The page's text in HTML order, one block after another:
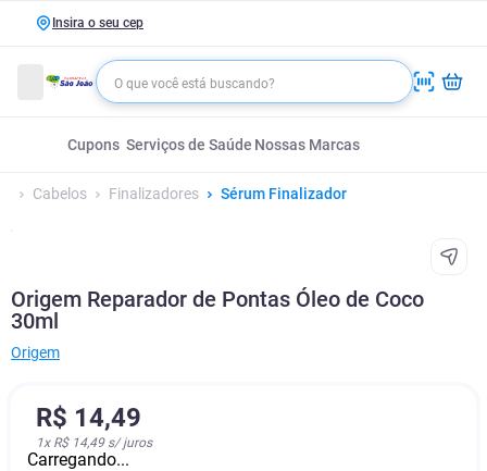
Insira o seu cep
Cupons Serviços de Saúde Nossas Marcas
Cabelos Finalizadores Sérum Finalizador
Origem Reparador de Pontas Óleo de Coco
30ml
Origem
R$ 14,49
1x R$ 14,49s/ juros
Carregando...